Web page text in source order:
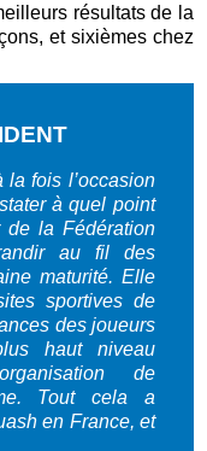
résultats de la
et sixièmes chez
fois l’occasion
à quel point
de la Fédération
au fil des
maturité. Elle
sportives de
des joueurs
haut niveau
de
Tout cela a
en France, et